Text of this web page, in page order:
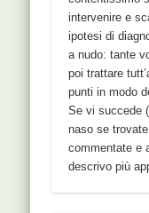
intervenire e
ipotesi di
a nudo: tante
poi trattare
punti in modo
Se vi succede
naso se
commentate e
descrivo più